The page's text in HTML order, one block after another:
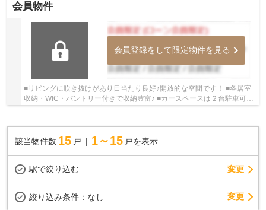
会員物件
会員登録をして限定物件を見る
■リビングに吹き抜けがあり日当たり良好♪開放的な空間です！ ■各居室
収納・WIC・パントリー付きで収納豊富♪ ■カースペースは２台駐車可能
該当物件数 15 戸 1～15 戸を表示
駅で絞り込む 変更
絞り込み条件： なし 変更